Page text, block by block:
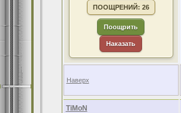
ПООЩРЕНИЙ: 26
Поощрить
Наказать
Наверх
TiMoN